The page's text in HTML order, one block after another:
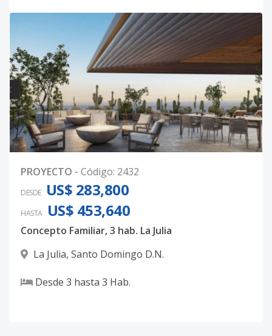
PROYECTO - Código: 2432
DESDE US$ 283,800
HASTA US$ 453,640
Concepto Familiar, 3 hab. La Julia
La Julia, Santo Domingo D.N.
Desde 3 hasta 3 Hab.